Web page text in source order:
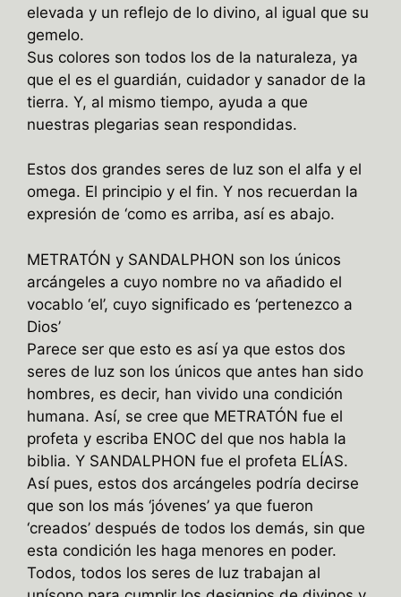
elevada y un reflejo de lo divino, al igual que su
gemelo.
Sus colores son todos los de la naturaleza, ya
que el es el guardián, cuidador y sanador de la
tierra. Y, al mismo tiempo, ayuda a que
nuestras plegarias sean respondidas.
Estos dos grandes seres de luz son el alfa y el
omega. El principio y el fin. Y nos recuerdan la
expresión de ‘como es arriba, así es abajo.
METRATÓN y SANDALPHON son los únicos
arcángeles a cuyo nombre no va añadido el
vocablo ‘el’, cuyo significado es ‘pertenezco a
Dios’
Parece ser que esto es así ya que estos dos
seres de luz son los únicos que antes han sido
hombres, es decir, han vivido una condición
humana. Así, se cree que METRATÓN fue el
profeta y escriba ENOC del que nos habla la
biblia. Y SANDALPHON fue el profeta ELÍAS.
Así pues, estos dos arcángeles podría decirse
que son los más ‘jóvenes’ ya que fueron
‘creados’ después de todos los demás, sin que
esta condición les haga menores en poder.
Todos, todos los seres de luz trabajan al